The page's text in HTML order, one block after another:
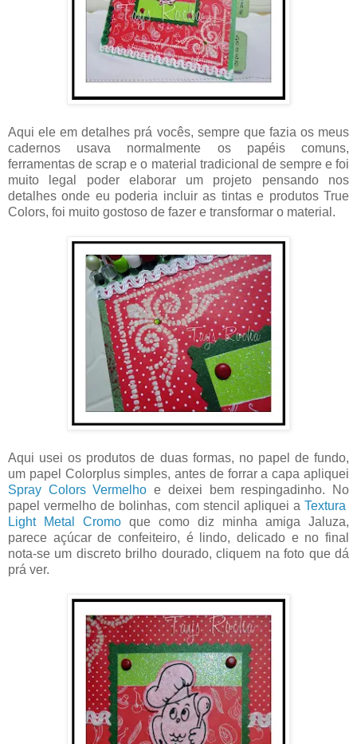
Aqui ele em detalhes prá vocês, sempre que fazia os meus
cadernos usava normalmente os papéis comuns,
ferramentas de scrap e o material tradicional de sempre e foi
muito legal poder elaborar um projeto pensando nos
detalhes onde eu poderia incluir as tintas e produtos True
Colors, foi muito gostoso de fazer e transformar o material.
Aqui usei os produtos de duas formas, no papel de fundo,
um papel Colorplus simples, antes de forrar a capa apliquei
Spray Colors Vermelho e deixei bem respingadinho. No
papel vermelho de bolinhas, com stencil apliquei a Textura
Light Metal Cromo que como diz minha amiga Jaluza,
parece açúcar de confeiteiro, é lindo, delicado e no final
nota-se um discreto brilho dourado, cliquem na foto que dá
prá ver.